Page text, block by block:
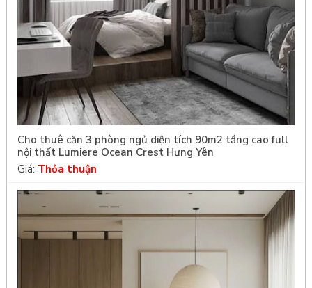
Cho thuê căn 3 phòng ngủ diện tích 90m2 tầng cao full
nội thất Lumiere Ocean Crest Hưng Yên
Giá: Thỏa thuận